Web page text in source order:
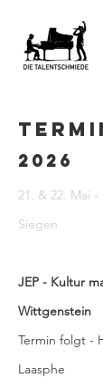
2026
21. & 22. Mai
Siegen
JEP - Kultur
Wittgenstein
Termin folgt -
Laasphe